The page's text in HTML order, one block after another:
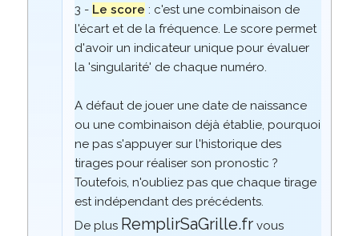
3 - Le score : c'est une combinaison de
l'écart et de la fréquence. Le score permet
d'avoir un indicateur unique pour évaluer
la 'singularité' de chaque numéro.
A défaut de jouer une date de naissance
ou une combinaison déjà établie, pourquoi
ne pas s'appuyer sur l'historique des
tirages pour réaliser son pronostic ?
Toutefois, n'oubliez pas que chaque tirage
est indépendant des précédents.
De plus RemplirSaGrille.frvous